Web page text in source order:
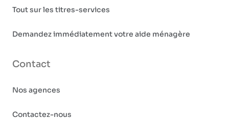
Tout sur les titres-services
Demandez immédiatement votre aide ménagère
Contact
Nos agences
Contactez-nous